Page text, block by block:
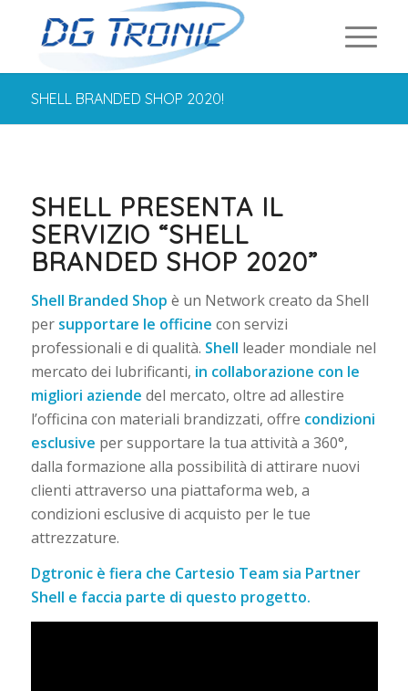
SHELL BRANDED SHOP 2020!
SHELL PRESENTA IL
SERVIZIO “SHELL
BRANDED SHOP 2020”
Shell Branded Shop è un Network creato da Shell
per supportare le officine con servizi
professionali e di qualità. Shell leader mondiale nel
mercato dei lubrificanti, in collaborazione con le
migliori aziende del mercato, oltre ad allestire
l’officina con materiali brandizzati, offre condizioni
esclusive per supportare la tua attività a 360°,
dalla formazione alla possibilità di attirare nuovi
clienti attraverso una piattaforma web, a
condizioni esclusive di acquisto per le tue
attrezzature.
Dgtronic è fiera che Cartesio Team sia Partner
Shell e faccia parte di questo progetto.